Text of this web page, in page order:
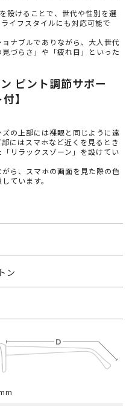
設けることで、世代や性別を選
イフスタイルにも対応可能で
ナブルでありながら、大人世代
づらさ」や「疲れ目」といった
ピント調節サポー
】
の上部には裸眼と同じように遠
にはスマホなど近くを見るとき
リラックスゾーン」を設けてい
ら、スマホの画面を見た際の色
ています。
ン